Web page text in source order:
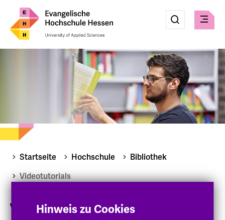
Suche
absenden
Menü
Startseite Hochschule
Bibliothek
Videotutorials
Videotutorials
Hinweis zu Cookies